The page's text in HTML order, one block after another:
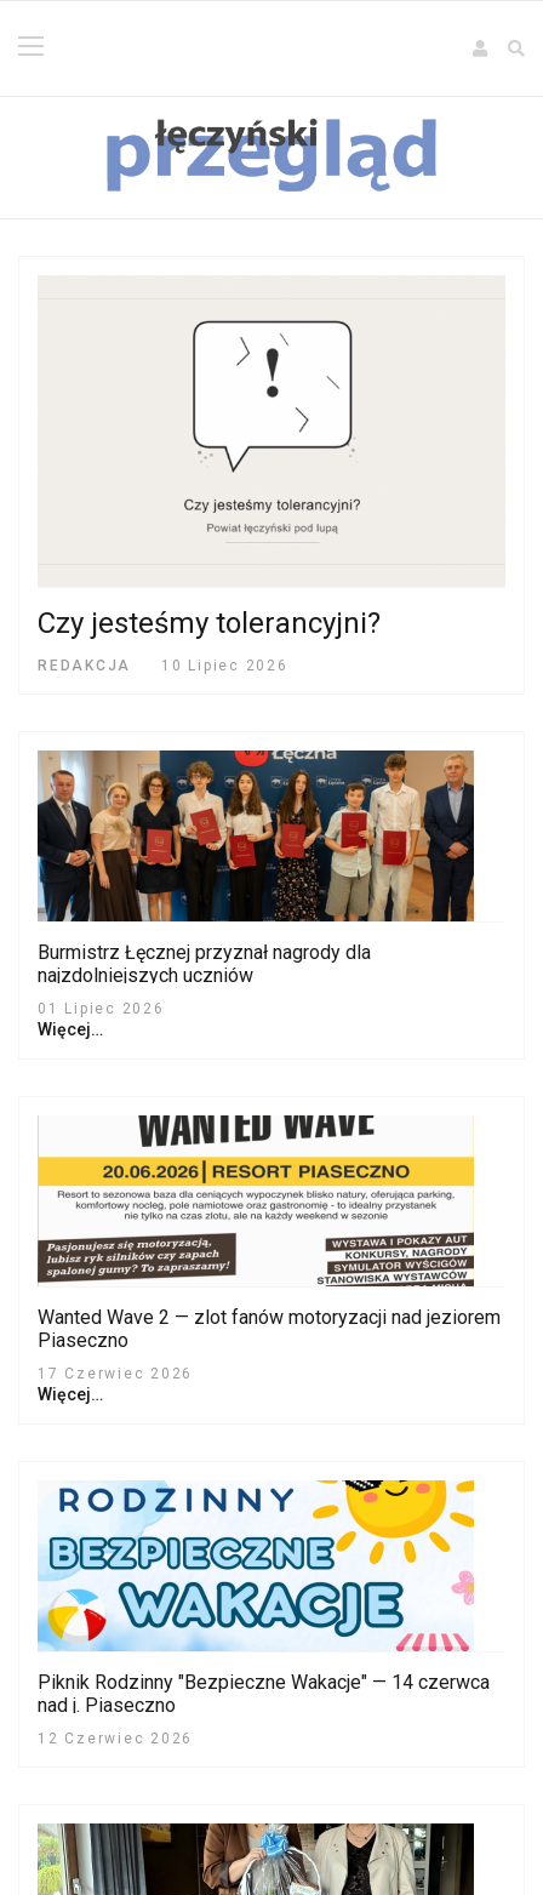
Czy jesteśmy tolerancyjni?
REDAKCJA 10 Lipiec 2026
Burmistrz Łęcznej przyznał nagrody dla
najzdolniejszych uczniów
01 Lipiec 2026
Więcej…
Wanted Wave 2 — zlot fanów motoryzacji nad jeziorem
Piaseczno
17 Czerwiec 2026
Więcej…
Piknik Rodzinny "Bezpieczne Wakacje" — 14 czerwca
nad j. Piaseczno
12 Czerwiec 2026